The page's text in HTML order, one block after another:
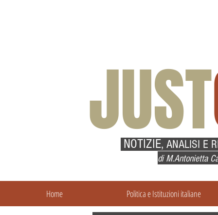
NOTIZIE, ANALISI E
di M.Antonietta
JUST
Home Politica e Istituzioni italiane